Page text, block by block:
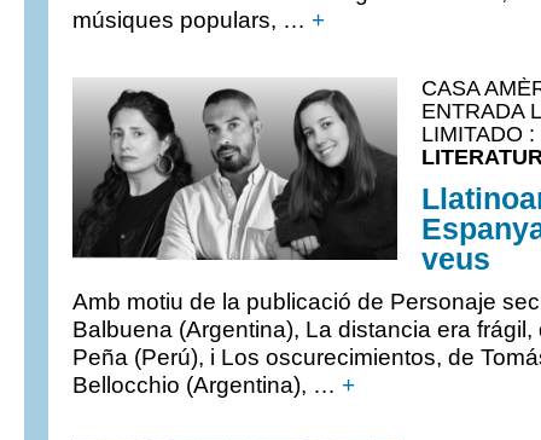
músiques populars, … +
CASA
ENTRADA
LIMITADO
veus
Amb motiu de la publicació de Personaje
Balbuena (Argentina), La distancia era frágil,
Peña (Perú), i Los oscurecimientos, de
Bellocchio (Argentina), … +